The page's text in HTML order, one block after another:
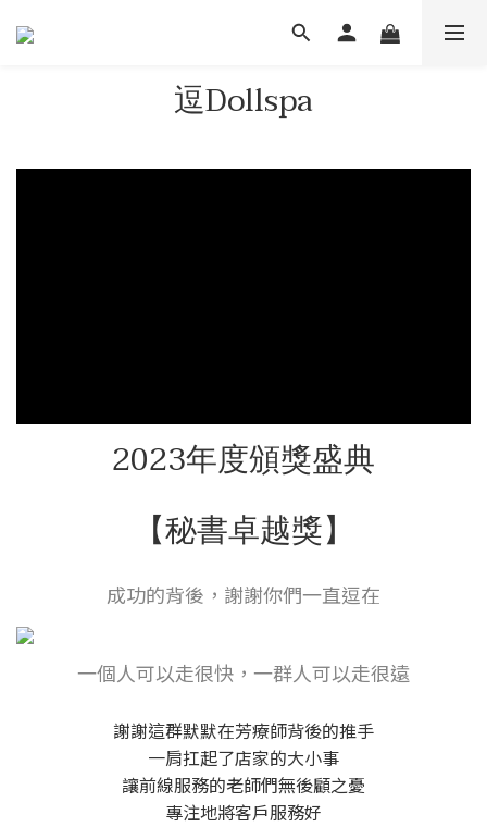
逗Dollspa
2023年度頒獎盛典
【秘書卓越獎】
成功的背後，謝謝你們一直逗在
一個人可以走很快，一群人可以走很遠
謝謝這群默默在芳療師背後的推手
一肩扛起了店家的大小事
讓前線服務的老師們無後顧之憂
專注地將客戶服務好